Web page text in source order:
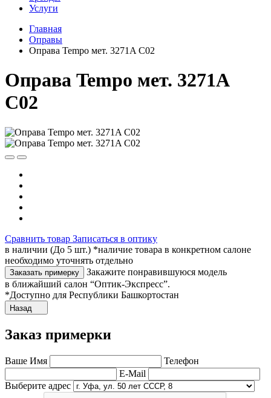
Услуги
Главная
Оправы
Оправа Tempo мет. 3271A С02
Оправа Tempo мет. 3271A
С02
Сравнить товар Записаться в оптику
в наличии (До 5 шт.) *наличие товара в конкретном салоне
необходимо уточнять отдельно
Заказать примерку
Закажите понравившуюся модель
в ближайший салон “Оптик-Экспресс”.
*Доступно для Республики Башкортостан
Назад
Заказ примерки
Ваше Имя
Телефон
E-Mail
Выберите адрес